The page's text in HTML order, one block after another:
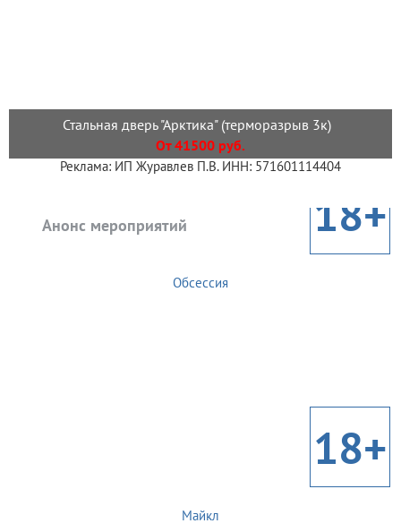
Стальная дверь "Арктика" (терморазрыв 3к)
От 41500 руб.
Реклама: ИП Журавлев П.В. ИНН: 571601114404
Анонс мероприятий 18+
Обсессия
18+
Майкл